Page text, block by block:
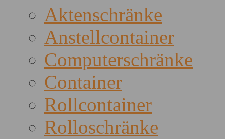
Aktenschränke
Anstellcontainer
Computerschränke
Container
Rollcontainer
Rolloschränke